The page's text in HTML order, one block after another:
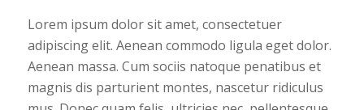
Lorem ipsum dolor sit amet, consectetuer
adipiscing elit. Aenean commodo ligula eget dolor.
Aenean massa. Cum sociis natoque penatibus et
magnis dis parturient montes, nascetur ridiculus